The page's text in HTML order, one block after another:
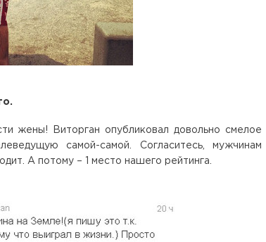
жены! Виторган опубликовал довольно смелое
самой-самой. Согласитесь, мужчинам
А потому – 1 место нашего рейтинга.